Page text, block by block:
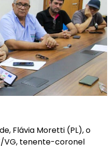
Flávia Moretti (PL), o
VG, tenente-coronel